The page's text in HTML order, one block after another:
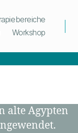
Workshop
alte Agypten